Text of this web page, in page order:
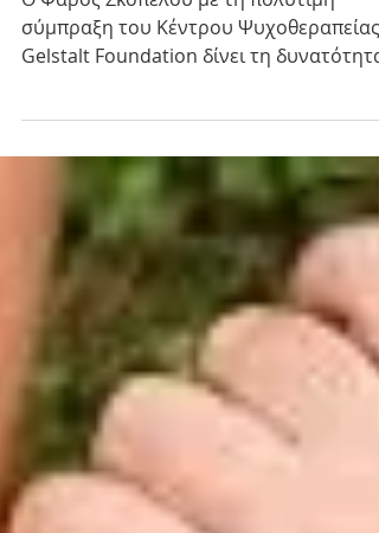
Παροχή Ψυχολογικής Υποστήριξης
Gelstalt Foundation
Gelstalt Foundation δίνει τη δυνατότητα
σε ασθενείς και μέλη -...